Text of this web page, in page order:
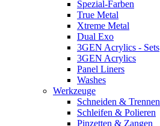
Spezial-Farben
True Metal
Xtreme Metal
Dual Exo
3GEN Acrylics - Sets
3GEN Acrylics
Panel Liners
Washes
Werkzeuge
Schneiden & Trennen
Schleifen & Polieren
Pinzetten & Zangen